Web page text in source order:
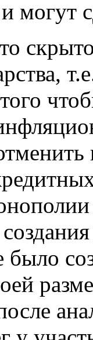
могут
было